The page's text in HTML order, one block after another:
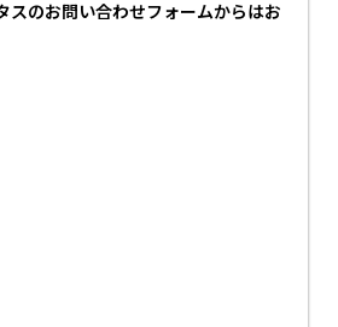
スのお問い合わせフォームからはお